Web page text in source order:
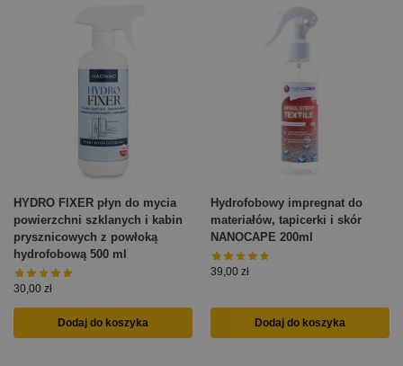
HYDRO FIXER płyn do mycia
powierzchni szklanych i kabin
prysznicowych z powłoką
hydrofobową 500 ml
30,00 zł
Dodaj do koszyka
Hydrofobowy impregnat do
materiałów, tapicerki i skór
NANOCAPE 200ml
39,00 zł
Dodaj do koszyka